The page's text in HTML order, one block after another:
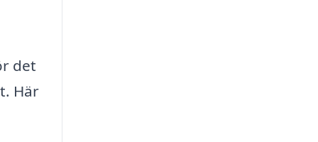
det
Här